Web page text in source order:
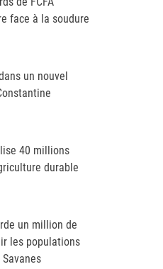
face à la soudure
un nouvel
40 millions
durable
un million de
les populations